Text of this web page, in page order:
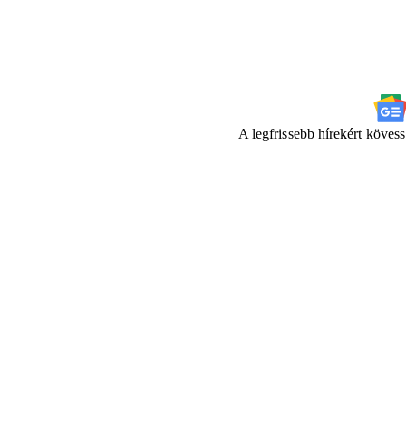
A legfrissebb hírekért